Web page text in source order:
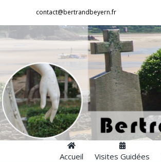
contenu
contact@bertrandbeyern.fr
Accueil Visites Guidées